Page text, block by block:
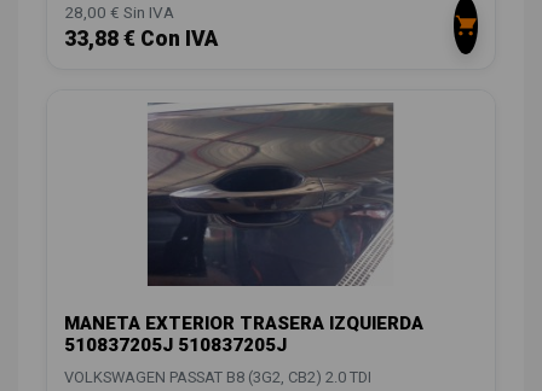
28,00 € Sin IVA
33,88 € Con IVA
MANETA EXTERIOR TRASERA IZQUIERDA
510837205J 510837205J
VOLKSWAGEN PASSAT B8 (3G2, CB2) 2.0 TDI